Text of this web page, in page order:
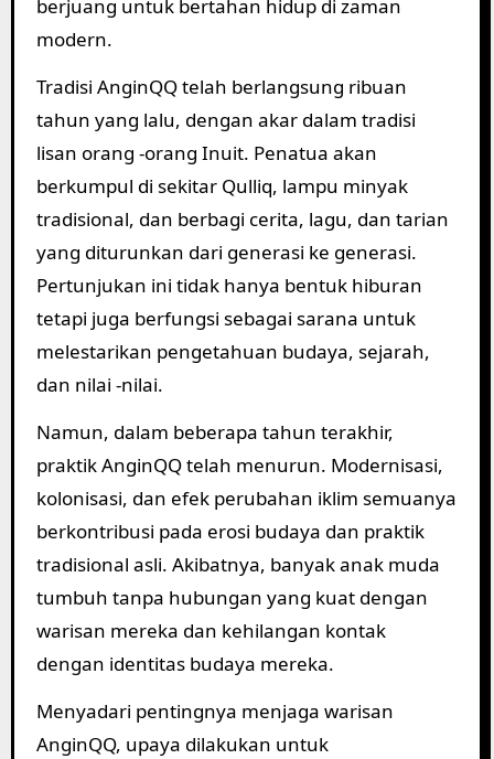
berjuang untuk bertahan hidup di zaman
modern.
Tradisi AnginQQ telah berlangsung ribuan
tahun yang lalu, dengan akar dalam tradisi
lisan orang -orang Inuit. Penatua akan
berkumpul di sekitar Qulliq, lampu minyak
tradisional, dan berbagi cerita, lagu, dan tarian
yang diturunkan dari generasi ke generasi.
Pertunjukan ini tidak hanya bentuk hiburan
tetapi juga berfungsi sebagai sarana untuk
melestarikan pengetahuan budaya, sejarah,
dan nilai -nilai.
Namun, dalam beberapa tahun terakhir,
praktik AnginQQ telah menurun. Modernisasi,
kolonisasi, dan efek perubahan iklim semuanya
berkontribusi pada erosi budaya dan praktik
tradisional asli. Akibatnya, banyak anak muda
tumbuh tanpa hubungan yang kuat dengan
warisan mereka dan kehilangan kontak
dengan identitas budaya mereka.
Menyadari pentingnya menjaga warisan
AnginQQ, upaya dilakukan untuk